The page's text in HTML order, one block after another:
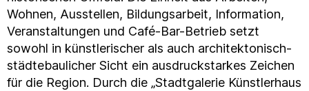
Wohnen, Ausstellen, Bildungsarbeit, Information,
Veranstaltungen und Café-Bar-Betrieb setzt
sowohl in künstlerischer als auch architektonisch-
städtebaulicher Sicht ein ausdruckstarkes Zeichen
für die Region. Durch die „Stadtgalerie Künstlerhaus